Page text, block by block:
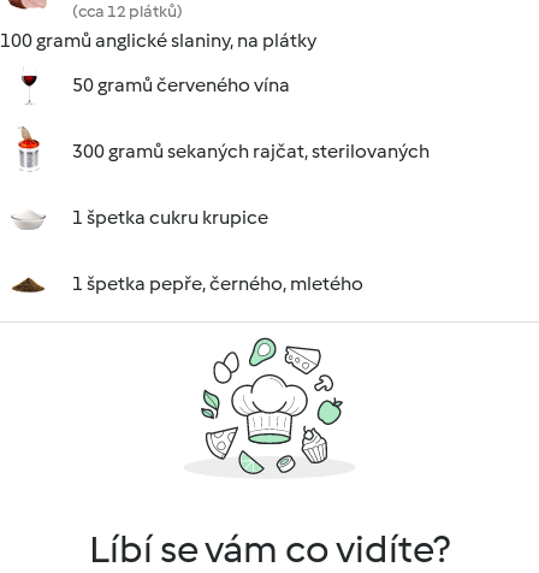
(cca 12 plátků)
100 gramů anglické slaniny, na plátky
50 gramů červeného vína
300 gramů sekaných rajčat, sterilovaných
1 špetka cukru krupice
1 špetka pepře, černého, mletého
Líbí se vám co vidíte?